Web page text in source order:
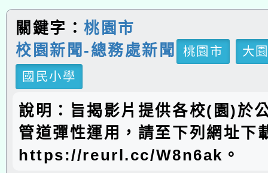
關鍵字：桃園市
校園新聞-總務處新聞
桃園市
大
國民小學
說明：旨揭影片提供各校(園)於
管道彈性運用，請至下列網址下
https://reurl.cc/W8n6ak。